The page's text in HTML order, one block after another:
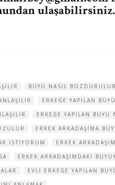
ulaşabilirsiniz.
BÜYÜ NASIL
ERKEĞE YAPILAN
ERKEĞE YAPILAN
ERKEK ARKADAŞIMA
ISTIYORUM
ERKEK
ERKEK ARKADAŞIMDAKI
EVLI ERKEĞE YAPILAN